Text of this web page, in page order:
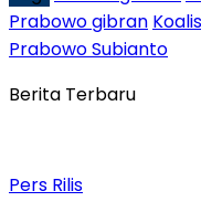
Prabowo gibran
Prabowo Subianto
Berita Terbaru
Pers Rilis